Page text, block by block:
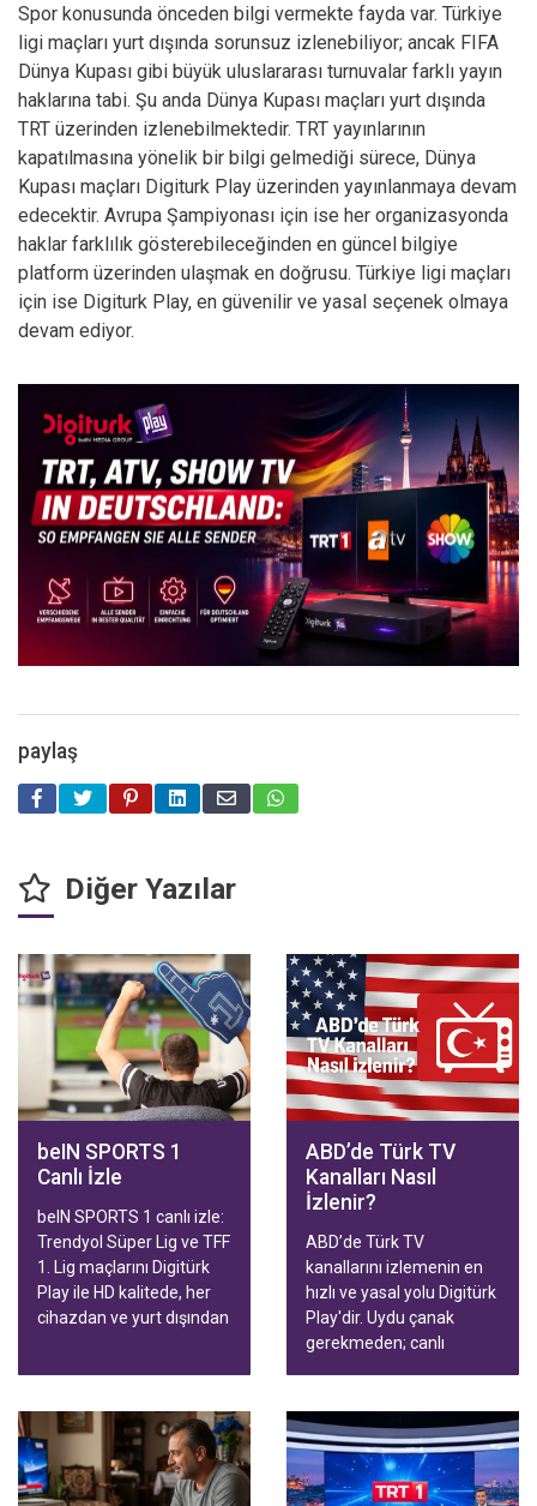
Spor konusunda önceden bilgi vermekte fayda var. Türkiye
ligi maçları yurt dışında sorunsuz izlenebiliyor; ancak FIFA
Dünya Kupası gibi büyük uluslararası turnuvalar farklı yayın
haklarına tabi. Şu anda Dünya Kupası maçları yurt dışında
TRT üzerinden izlenebilmektedir. TRT yayınlarının
kapatılmasına yönelik bir bilgi gelmediği sürece, Dünya
Kupası maçları Digiturk Play üzerinden yayınlanmaya devam
edecektir. Avrupa Şampiyonası için ise her organizasyonda
haklar farklılık gösterebileceğinden en güncel bilgiye
platform üzerinden ulaşmak en doğrusu. Türkiye ligi maçları
için ise Digiturk Play, en güvenilir ve yasal seçenek olmaya
devam ediyor.
paylaş
Diğer Yazılar
beIN SPORTS 1
Canlı İzle
beIN SPORTS 1 canlı izle:
Trendyol Süper Lig ve TFF
1. Lig maçlarını Digitürk
Play ile HD kalitede, her
cihazdan ve yurt dışından
ABD’de Türk TV
Kanalları Nasıl
İzlenir?
ABD’de Türk TV
kanallarını izlemenin en
hızlı ve yasal yolu Digitürk
Play'dir. Uydu çanak
gerekmeden; canlı
maçları Smart TV,
telefon, tablet ve
bilgisayardan HD kalitede
izlenir. Aile ve Spor